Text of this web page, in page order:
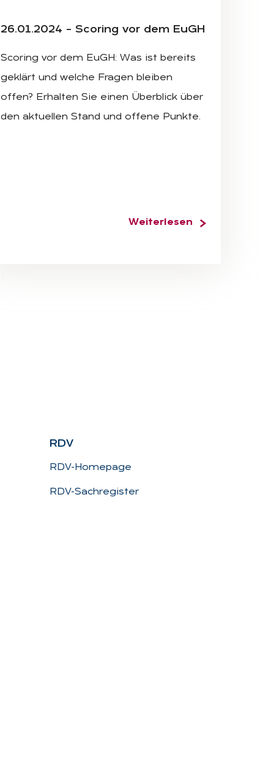
26.01.2024 – Sco­ring vor dem EuGH
Scoring vor dem EuGH: Was ist bereits
geklärt und welche Fragen bleiben
offen? Erhalten Sie einen Überblick über
den aktuellen Stand und offene Punkte.
Weiterlesen
RDV
RDV-Homepage
RDV-Sachregister